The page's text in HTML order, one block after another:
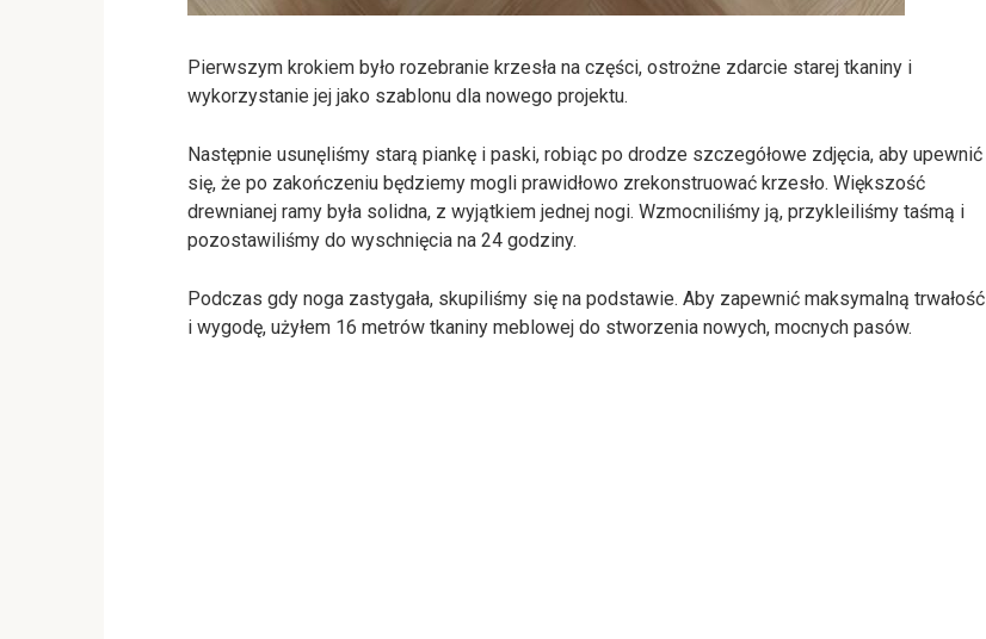
Pierwszym krokiem było rozebranie krzesła na części, ostrożne zdarcie starej tkaniny i
wykorzystanie jej jako szablonu dla nowego projektu.
Następnie usunęliśmy starą piankę i paski, robiąc po drodze szczegółowe zdjęcia, aby upewnić
się, że po zakończeniu będziemy mogli prawidłowo zrekonstruować krzesło. Większość
drewnianej ramy była solidna, z wyjątkiem jednej nogi. Wzmocniliśmy ją, przykleiliśmy taśmą i
pozostawiliśmy do wyschnięcia na 24 godziny.
Podczas gdy noga zastygała, skupiliśmy się na podstawie. Aby zapewnić maksymalną trwałość
i wygodę, użyłem 16 metrów tkaniny meblowej do stworzenia nowych, mocnych pasów.